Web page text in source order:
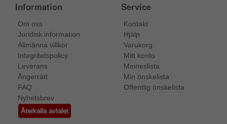
Information
Om oss
Juridisk information
Allmänna villkor
Integritetspolicy
Leverans
Ångerrätt
FAQ
Nyhetsbrev
Återkalla avtalet
Service
Kontakt
Hjälp
Varukorg
Mitt konto
Minneslista
Min önskelista
Offentlig önskelista